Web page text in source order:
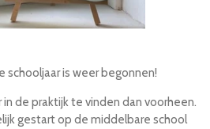
schooljaar is weer begonnen!
de praktijk te vinden dan voorheen.
gestart op de middelbare school